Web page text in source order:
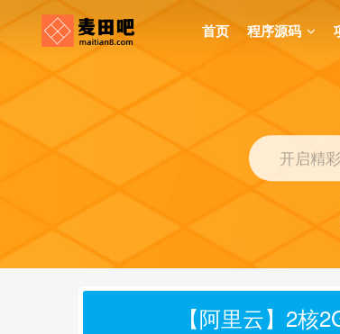
首页 程序源码
开启精
【阿里云】2核